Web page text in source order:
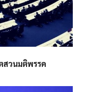
สวนมติพรรค